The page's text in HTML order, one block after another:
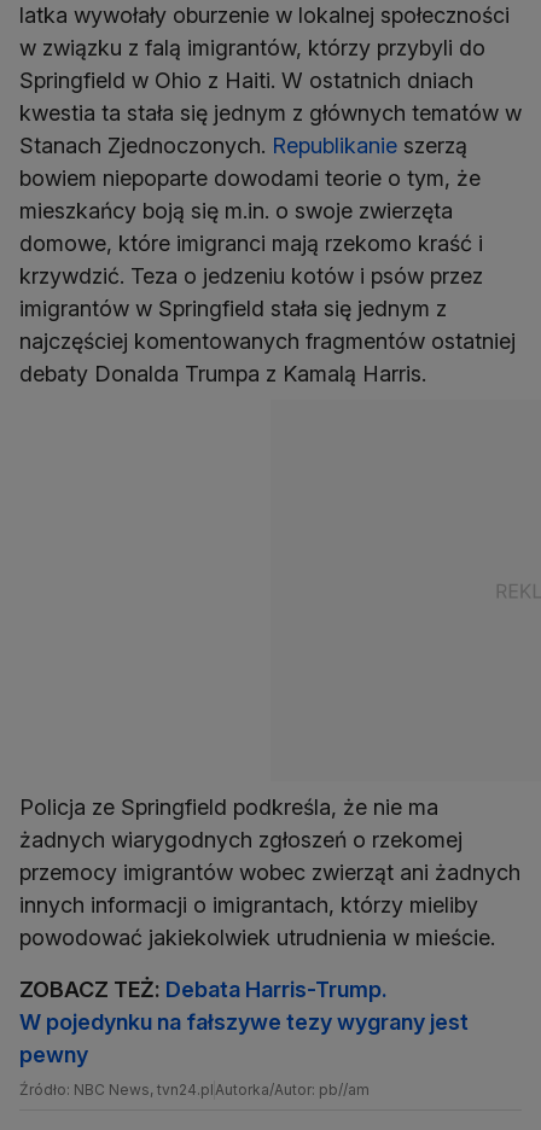
latka wywołały oburzenie w lokalnej społeczności
w związku z falą imigrantów, którzy przybyli do
Springfield w Ohio z Haiti. W ostatnich dniach
kwestia ta stała się jednym z głównych tematów w
Stanach Zjednoczonych. Republikanie szerzą
bowiem niepoparte dowodami teorie o tym, że
mieszkańcy boją się m.in. o swoje zwierzęta
domowe, które imigranci mają rzekomo kraść i
krzywdzić. Teza o jedzeniu kotów i psów przez
imigrantów w Springfield stała się jednym z
najczęściej komentowanych fragmentów ostatniej
debaty Donalda Trumpa z Kamalą Harris.
Policja ze Springfield podkreśla, że nie ma
żadnych wiarygodnych zgłoszeń o rzekomej
przemocy imigrantów wobec zwierząt ani żadnych
innych informacji o imigrantach, którzy mieliby
powodować jakiekolwiek utrudnienia w mieście.
ZOBACZ TEŻ: Debata Harris-Trump.
W pojedynku na fałszywe tezy wygrany jest
pewny
Źródło: NBC News, tvn24.plAutorka/Autor: pb//am